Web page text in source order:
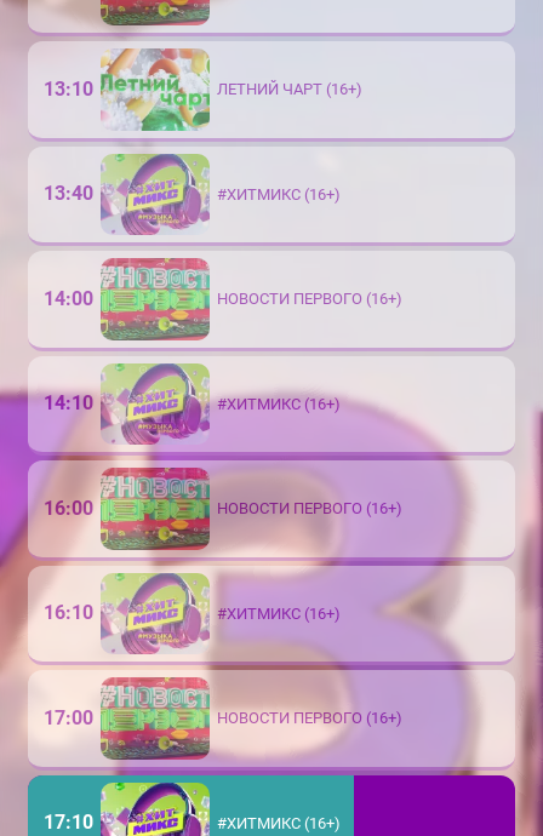
13:10 ЛЕТНИЙ ЧАРТ (16+)
13:40 #ХИТМИКС (16+)
14:00 НОВОСТИ ПЕРВОГО (16+)
14:10 #ХИТМИКС (16+)
16:00 НОВОСТИ ПЕРВОГО (16+)
16:10 #ХИТМИКС (16+)
17:00 НОВОСТИ ПЕРВОГО (16+)
17:10 #ХИТМИКС (16+)